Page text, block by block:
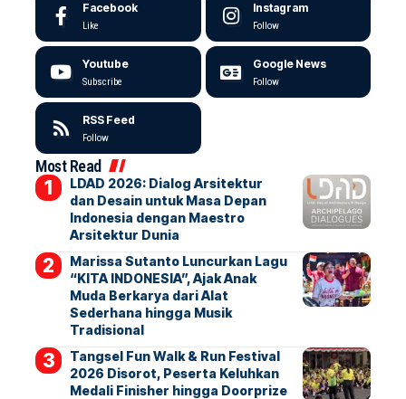
Facebook
Like
Instagram
Follow
Youtube
Subscribe
Google News
Follow
RSS Feed
Follow
Most Read
LDAD 2026: Dialog Arsitektur
dan Desain untuk Masa Depan
Indonesia dengan Maestro
Arsitektur Dunia
Marissa Sutanto Luncurkan Lagu
“KITA INDONESIA”, Ajak Anak
Muda Berkarya dari Alat
Sederhana hingga Musik
Tradisional
Tangsel Fun Walk & Run Festival
2026 Disorot, Peserta Keluhkan
Medali Finisher hingga Doorprize